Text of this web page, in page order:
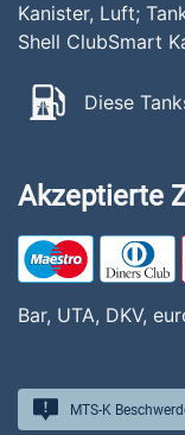
Kanister, Luft;
Shell ClubSmart
Diese
Akzeptierte
Bar, UTA, DKV,
MTS-K